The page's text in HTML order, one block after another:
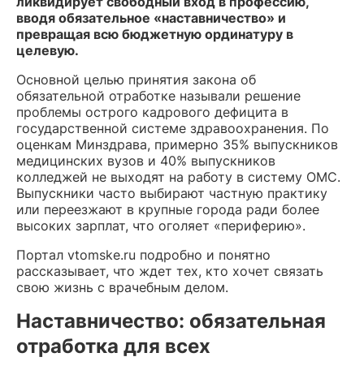
вводя обязательное «наставничество» и
превращая всю бюджетную ординатуру в
целевую.
Основной целью принятия закона об
обязательной отработке называли решение
проблемы острого кадрового дефицита в
государственной системе здравоохранения. По
оценкам Минздрава, примерно 35% выпускников
медицинских вузов и 40% выпускников
колледжей не выходят на работу в систему ОМС.
Выпускники часто выбирают частную практику
или переезжают в крупные города ради более
высоких зарплат, что оголяет «периферию».
Портал vtomske.ru подробно и понятно
рассказывает, что ждет тех, кто хочет связать
свою жизнь с врачебным делом.
Наставничество: обязательная
отработка для всех